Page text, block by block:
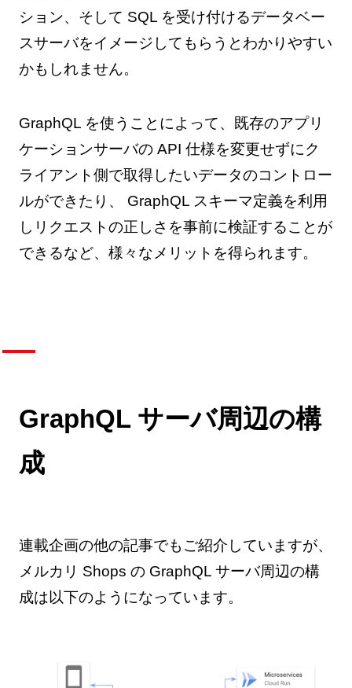
ション、そして SQL を受け付けるデータベー
スサーバをイメージしてもらうとわかりやすい
かもしれません。
GraphQL を使うことによって、既存のアプリ
ケーションサーバの API 仕様を変更せずにク
ライアント側で取得したいデータのコントロー
ルができたり、 GraphQL スキーマ定義を利用
しリクエストの正しさを事前に検証することが
できるなど、様々なメリットを得られます。
GraphQL サーバ周辺の構
成
連載企画の他の記事でもご紹介していますが、
メルカリ Shops の GraphQL サーバ周辺の構
成は以下のようになっています。